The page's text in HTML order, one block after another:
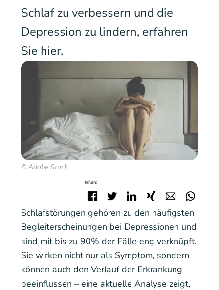
Schlaf zu verbessern und die
Depression zu lindern, erfahren
Sie hier.
© Adobe Stock
teilen:
FacebookTwitterLinkedIn
Xing E-mail
Schlafstörungen gehören zu den häufigsten
Begleiterscheinungen bei Depressionen und
sind mit bis zu 90% der Fälle eng verknüpft.
Sie wirken nicht nur als Symptom, sondern
können auch den Verlauf der Erkrankung
beeinflussen – eine aktuelle Analyse zeigt,